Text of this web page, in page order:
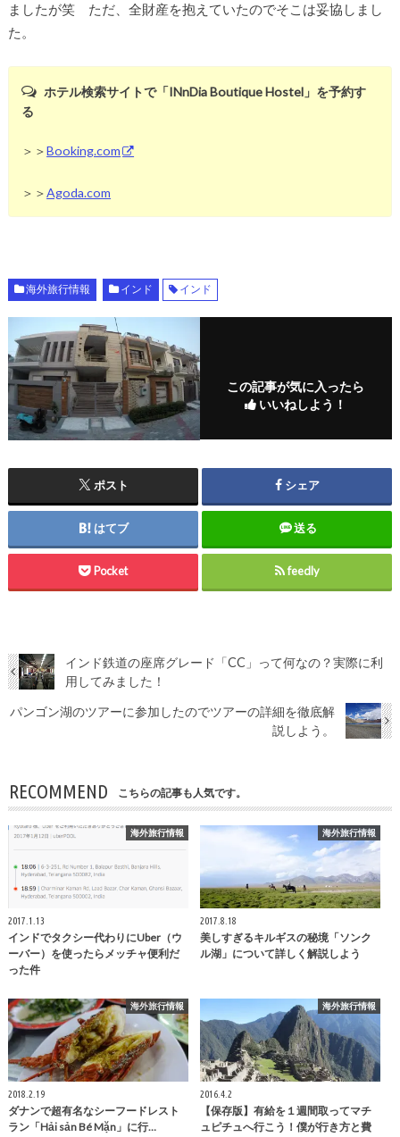
ましたが笑 ただ、全財産を抱えていたのでそこは妥協しまし
た。
ホテル検索サイトで「INnDia Boutique Hostel」を予約す
る
＞＞Booking.com
＞＞Agoda.com
海外旅行情報 インド インド
この記事が気に入ったら
いいねしよう！
ポスト シェア
はてブ 送る
Pocket feedly
インド鉄道の座席グレード「CC」って何なの？実際に利
用してみました！
パンゴン湖のツアーに参加したのでツアーの詳細を徹底解
説しよう。
RECOMMEND こちらの記事も人気です。
海外旅行情報
2017.1.13
インドでタクシー代わりにUber（ウ
ーバー）を使ったらメッチャ便利だ
った件
海外旅行情報
2017.8.18
美しすぎるキルギスの秘境「ソンク
ル湖」について詳しく解説しよう
海外旅行情報
2018.2.19
ダナンで超有名なシーフードレスト
ラン「Hải sản Bé Mặn」に行…
海外旅行情報
2016.4.2
【保存版】有給を１週間取ってマチ
ュピチュへ行こう！僕が行き方と費